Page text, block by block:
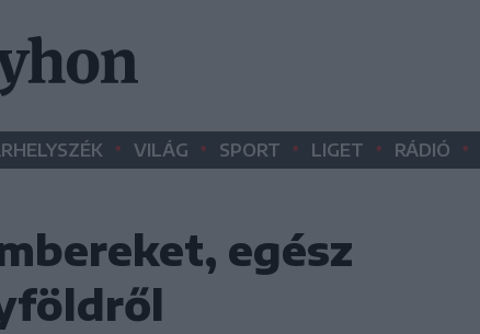
• VILÁG • SPORT • LIGET • RÁDIÓ •
egész